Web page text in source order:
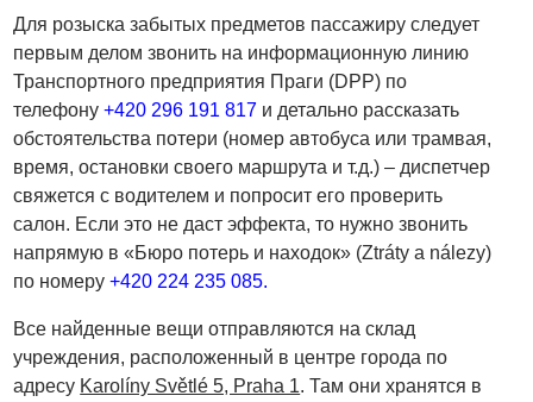
Для розыска забытых предметов пассажиру следует
первым делом звонить на информационную линию
Транспортного предприятия Праги (DPP) по
телефону+420 296 191 817 и детально рассказать
обстоятельства потери (номер автобуса или трамвая,
время, остановки своего маршрута и т.д.) – диспетчер
свяжется с водителем и попросит его проверить
салон. Если это не даст эффекта, то нужно звонить
напрямую в «Бюро потерь и находок» (Ztráty a nálezy)
по номеру+420 224 235 085.
Все найденные вещи отправляются на склад
учреждения, расположенный в центре города по
адресу Karolíny Světlé 5, Praha 1. Там они хранятся в